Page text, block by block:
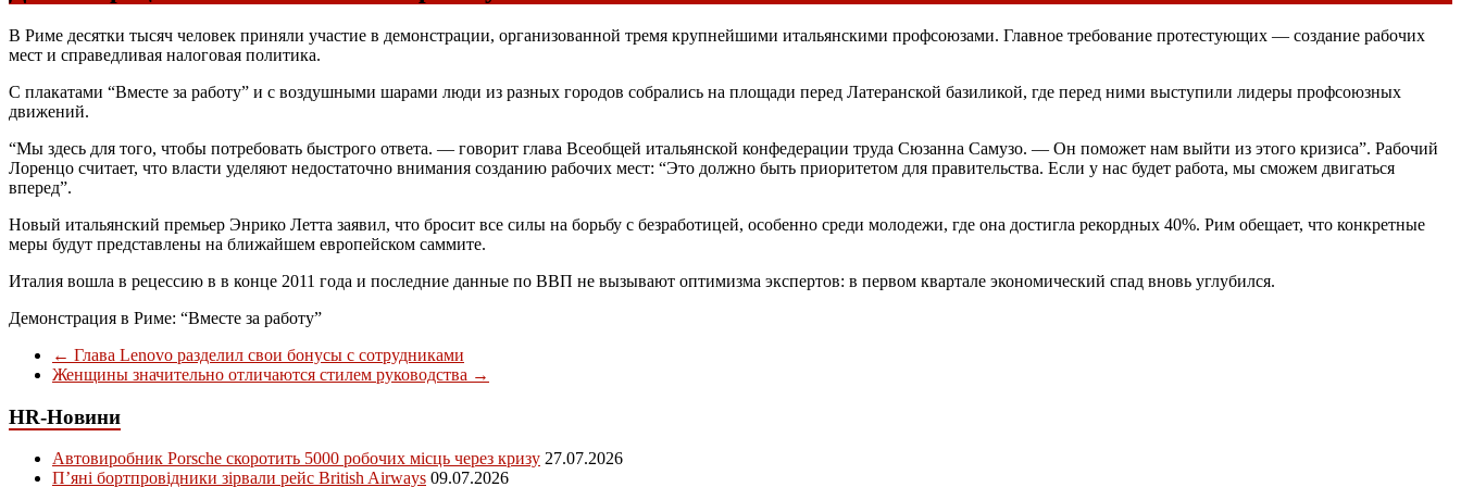
В Риме десятки тысяч человек приняли участие в демонстрации, организованной тремя крупнейшими итальянскими профсоюзами. Главное требование протестующих — создание рабочих
мест и справедливая налоговая политика.
С плакатами “Вместе за работу” и с воздушными шарами люди из разных городов собрались на площади перед Латеранской базиликой, где перед ними выступили лидеры профсоюзных
движений.
“Мы здесь для того, чтобы потребовать быстрого ответа. — говорит глава Всеобщей итальянской конфедерации труда Сюзанна Самузо. — Он поможет нам выйти из этого кризиса”. Рабочий
Лоренцо считает, что власти уделяют недостаточно внимания созданию рабочих мест: “Это должно быть приоритетом для правительства. Если у нас будет работа, мы сможем двигаться
вперед”.
Новый итальянский премьер Энрико Летта заявил, что бросит все силы на борьбу с безработицей, особенно среди молодежи, где она достигла рекордных 40%. Рим обещает, что конкретные
меры будут представлены на ближайшем европейском саммите.
Италия вошла в рецессию в в конце 2011 года и последние данные по ВВП не вызывают оптимизма экспертов: в первом квартале экономический спад вновь углубился.
Демонстрация в Риме: “Вместе за работу”
← Глава Lenovo разделил свои бонусы с сотрудниками
Женщины значительно отличаются стилем руководства →
HR-Новини
Автовиробник Porsche скоротить 5000 робочих місць через кризу 27.07.2026
П’яні бортпровідники зірвали рейс British Airways 09.07.2026